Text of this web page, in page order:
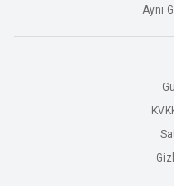
Aynı